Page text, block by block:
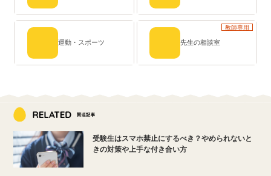
運動・スポーツ
教師専用
先生の相談室
受験生はスマホ禁止にするべき？やめられないと
きの対策や上手な付き合い方